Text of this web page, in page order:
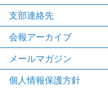
支部連絡先
会報アーカイブ
メールマガジン
個人情報保護方針